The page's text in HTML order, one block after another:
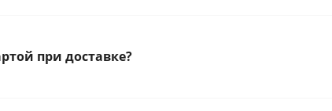
при доставке?